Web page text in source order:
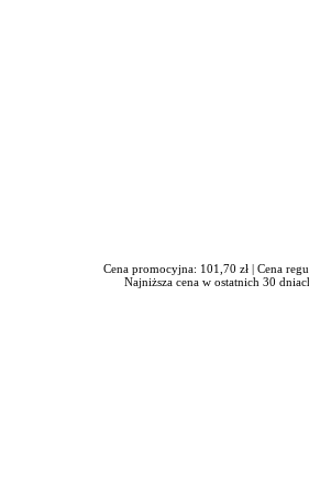
Cena promocyjna: 101,70 zł | Cena
Najniższa cena w ostatnich 30